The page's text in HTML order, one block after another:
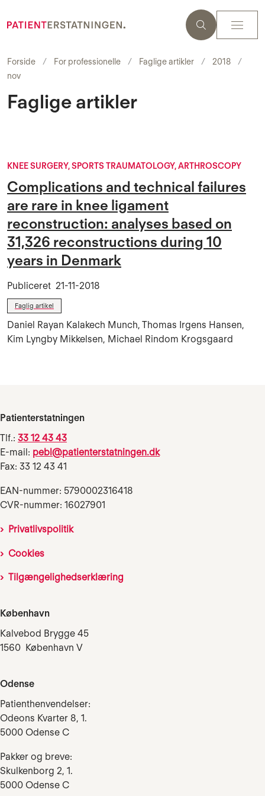
Forside For professionelle Faglige artikler
2018
nov
Faglige artikler
KNEE SURGERY, SPORTS TRAUMATOLOGY, ARTHROSCOPY
Complications and technical failures
are rare in knee ligament
reconstruction: analyses based on
31,326 reconstructions during 10
years in Denmark
Publiceret 21-11-2018
Faglig artikel
Daniel Rayan Kalakech Munch, Thomas Irgens Hansen,
Kim Lyngby Mikkelsen, Michael Rindom Krogsgaard
Patienterstatningen
Tlf.: 33 12 43 43
E-mail: pebl@patienterstatningen.dk
Fax: 33 12 43 41
EAN-nummer: 5790002316418
CVR-nummer: 16027901
Privatlivspolitik
Cookies
Tilgængelighedserklæring
København
Kalvebod Brygge 45
1560 København V
Odense
Patienthenvendelser:
Odeons Kvarter 8, 1.
5000 Odense C
Pakker og breve:
Skulkenborg 2, 1.
5000 Odense C